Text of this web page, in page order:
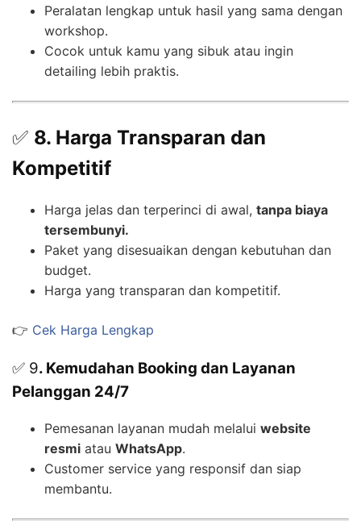
Peralatan lengkap untuk hasil yang sama dengan
workshop.
Cocok untuk kamu yang sibuk atau ingin
detailing lebih praktis.
✅ 8. Harga Transparan dan
Kompetitif
Harga jelas dan terperinci di awal, tanpa biaya
tersembunyi.
Paket yang disesuaikan dengan kebutuhan dan
budget.
Harga yang transparan dan kompetitif.
👉 Cek Harga Lengkap
✅ 9. Kemudahan Booking dan Layanan
Pelanggan 24/7
Pemesanan layanan mudah melalui website
resmi atau WhatsApp.
Customer service yang responsif dan siap
membantu.